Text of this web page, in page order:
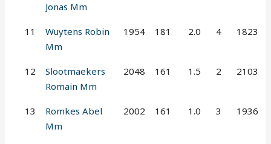
Jonas Mm
11
Wuytens Robin
Mm
1954 181 2.0 4 1823
12
Slootmaekers
Romain Mm
2048 161 1.5 2 2103
13
Romkes Abel
Mm
2002 161 1.0 3 1936